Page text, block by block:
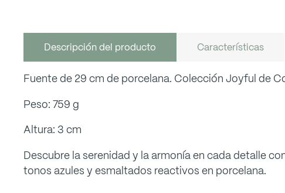
Descripción del producto Características
Fuente de 29 cm de porcelana. Colección Joyful de
Peso: 759 g
Altura: 3 cm
Descubre la serenidad y la armonía en cada detalle
tonos azules y esmaltados reactivos en porcelana.